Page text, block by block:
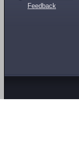
Feedback